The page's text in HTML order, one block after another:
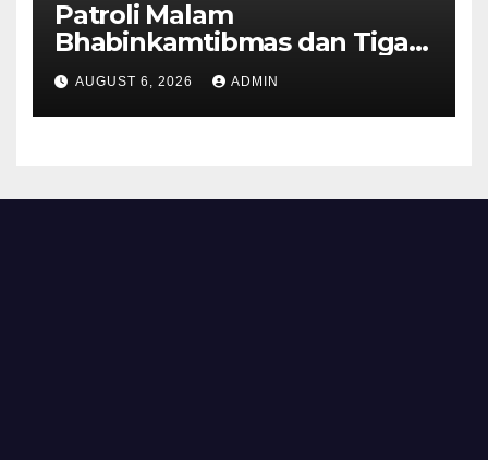
Patroli Malam
Bhabinkamtibmas dan Tiga
Pilar Kelurahan Ungaran
Perkuat Kamtibmas, Warga
Diajak Aktifkan Ronda
AUGUST 6, 2026 ADMIN